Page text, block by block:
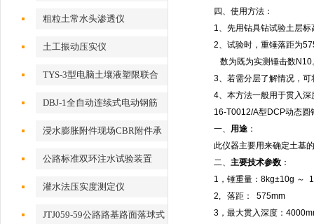
粗粒土常水头渗透仪
土工振动压实仪
TYS-3型电脑土壤液塑限联合
DBJ-1全自动连续式电动钢筋
打点机
浸水膨胀附件现场CBR附件承
载比附件
公路标准双环注水试验装置
灌水法压实度测定仪
JTJ059-59公路路基路面落球式
四、使用方法：
1、先用钻具钻试验土层
2、试验时，重锤落距为
数为既为实测锤击数N10
3、若需分层了解情况，
4、本方法一般用于贯入深
16-T0012/A型 DCP动态圆
一、 用途 ：
此仪器主要用来确定土基
二、 主要技术参数 ：
1 ，锤重量： 8kg±10g ～
2, 落距：
575mm
3 ，最大贯入深度：